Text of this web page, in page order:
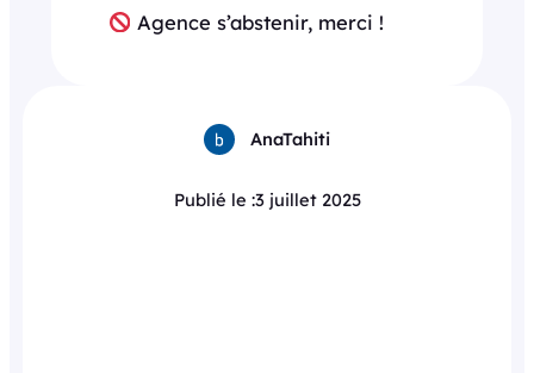
Agence s’abstenir, merci !
AnaTahiti
Publié le :3 juillet 2025